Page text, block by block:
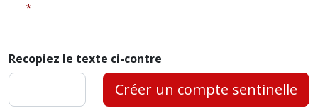
Recopiez le texte ci-contre
Créer un compte sentinelle